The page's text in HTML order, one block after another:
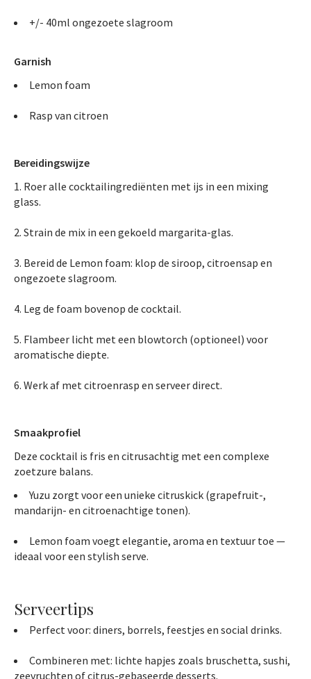
+/- 40ml ongezoete slagroom
Garnish
Lemon foam
Rasp van citroen
Bereidingswijze
Roer alle cocktailingrediënten met ijs in een mixing
glass.
Strain de mix in een gekoeld margarita-glas.
Bereid de Lemon foam: klop de siroop, citroensap en
ongezoete slagroom.
Leg de foam bovenop de cocktail.
Flambeer licht met een blowtorch (optioneel) voor
aromatische diepte.
Werk af met citroenrasp en serveer direct.
Smaakprofiel
Deze cocktail is fris en citrusachtig met een complexe
zoetzure balans.
Yuzu zorgt voor een unieke citruskick (grapefruit-,
mandarijn- en citroenachtige tonen).
Lemon foam voegt elegantie, aroma en textuur toe —
ideaal voor een stylish serve.
Serveertips
Perfect voor: diners, borrels, feestjes en social drinks.
Combineren met: lichte hapjes zoals bruschetta, sushi,
zeevruchten of citrus-gebaseerde desserts.